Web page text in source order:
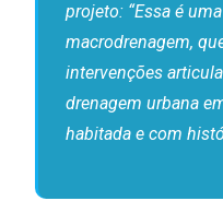
projeto: “Essa é
macrodrenagem,
intervenções
drenagem urbana
habitada e com